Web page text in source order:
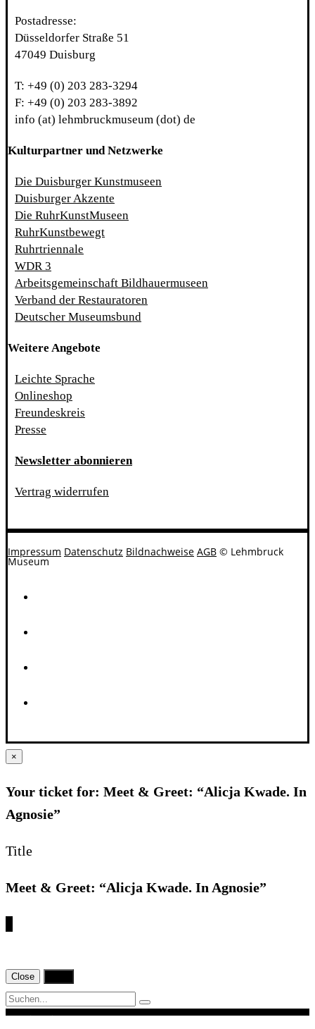
Postadresse:
Düsseldorfer Straße 51
47049 Duisburg
T: +49 (0) 203 283-3294
F: +49 (0) 203 283-3892
info (at) lehmbruckmuseum (dot) de
Kulturpartner und Netzwerke
Die Duisburger Kunstmuseen
Duisburger Akzente
Die RuhrKunstMuseen
RuhrKunstbewegt
Ruhrtriennale
WDR 3
Arbeitsgemeinschaft Bildhauermuseen
Verband der Restauratoren
Deutscher Museumsbund
Weitere Angebote
Leichte Sprache
Onlineshop
Freundeskreis
Presse
Newsletter abonnieren
Vertrag widerrufen
Impressum Datenschutz Bildnachweise AGB © Lehmbruck
Museum
×
Your ticket for: Meet & Greet: “Alicja Kwade. In
Agnosie”
Title
Meet & Greet: “Alicja Kwade. In Agnosie”
Close
Navigation